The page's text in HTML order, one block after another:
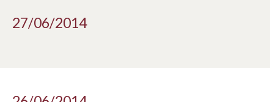
27/06/2014